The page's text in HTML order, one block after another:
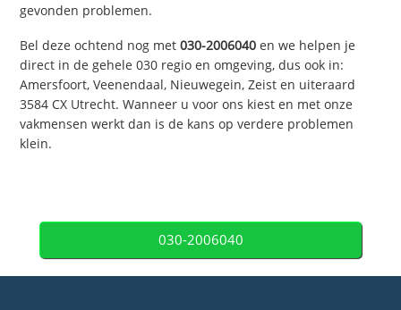
gevonden problemen.
Bel deze ochtend nog met030-2006040 en we helpen je
direct in de gehele 030 regio en omgeving, dus ook in:
Amersfoort, Veenendaal, Nieuwegein, Zeist en uiteraard
3584 CX Utrecht. Wanneer u voor ons kiest en met onze
vakmensen werkt dan is de kans op verdere problemen
klein.
030-2006040